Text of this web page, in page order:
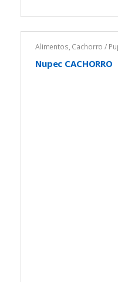
Alimentos, Cachorro /
Nupec CACHORRO